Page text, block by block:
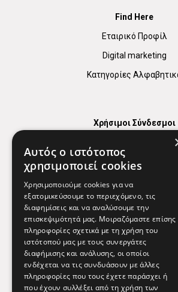
Find Here
Εταιρικό Προφίλ
Digital marketing
Κατηγορίες
Χρήσιμοι Σύνδεσμοι
Χρήσιμα Τηλέφωνα
Εφημερεύοντα
Απόρρητο
Όροι Χρήσης
Πολιτική προστασίας
Findhere
Αυτός ο ιστότοπος
χρησιμοποιεί cookies
Χρησιμοποιούμε cookies για να
εξατομικεύσουμε το περιεχόμενο, τις
διαφημίσεις και να αναλύσουμε την
επισκεψιμότητά μας. Μοιραζόμαστε επίσης
πληροφορίες σχετικά με τη χρήση του
ιστότοπού μας με τους συνεργάτες
διαφήμισης και ανάλυσης, οι οποίοι
ενδέχεται να τις συνδυάσουν με άλλες
πληροφορίες που τους έχετε παράσχει ή
που έχουν συλλέξει από τη χρήση των